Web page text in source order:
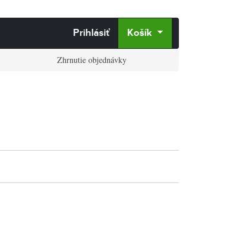
Prihlásiť Košík
Zhrnutie objednávky